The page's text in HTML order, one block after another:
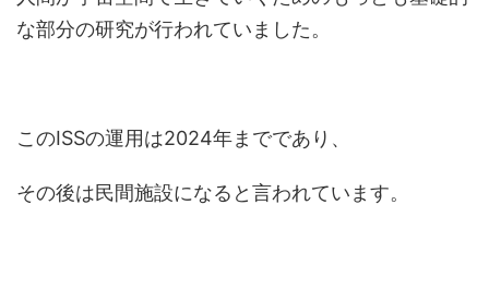
な部分の研究が行われていました。
このISSの運用は2024年までであり、
その後は民間施設になると言われています。